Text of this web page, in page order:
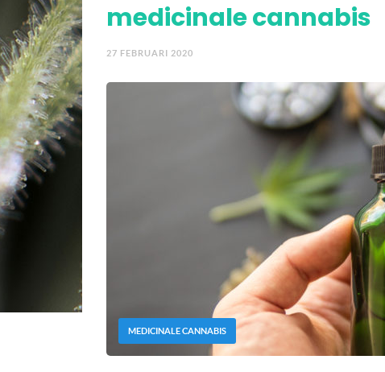
medicinale cannabis
27 FEBRUARI 2020
MEDICINALE CANNABIS